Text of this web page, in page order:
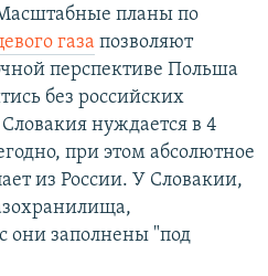
планы по
газа позволяют
перспективе Польша
без российских
нуждается в 4
при этом абсолютное
из России. У Словакии,
они заполнены "под